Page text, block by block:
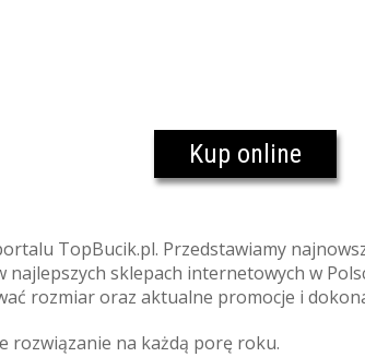
Kup online
TopBucik.pl. Przedstawiamy
sklepach internetowych w
rozmiar oraz aktualne promocje i
rozwiązanie na każdą porę roku.